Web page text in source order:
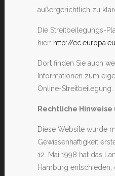
außergerichtlich zu
Die Streitbeilegungs-
hier: http://
Dort finden Sie auch
Informationen zum
Online-Streitbeilegung.
Rechtliche
Diese Website wurde
Gewissenhaftigkeit
12. Mai 1998 hat das
Hamburg